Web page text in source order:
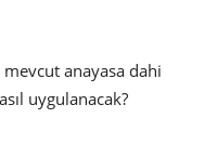
anayasa dahi
uygulanacak?